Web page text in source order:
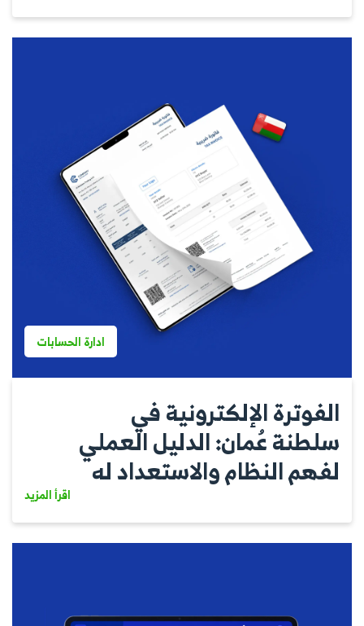
ادارة الحسابات
الفوترة الإلكترونية في
سلطنة عُمان: الدليل العملي
لفهم النظام والاستعداد له
اقرأ المزيد